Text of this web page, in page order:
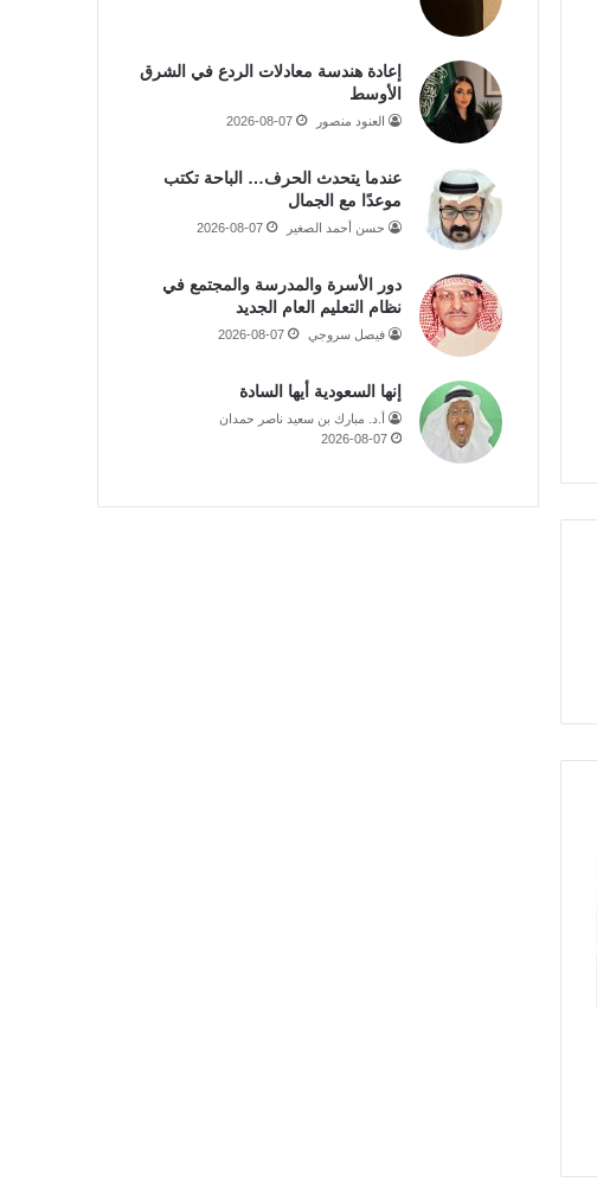
إعادة هندسة معادلات الردع في الشرق
الأوسط
العنود منصور 2026-08-07
عندما يتحدث الحرف… الباحة تكتب
موعدًا مع الجمال
حسن أحمد الصغير 2026-08-07
دور الأسرة والمدرسة والمجتمع في
نظام التعليم العام الجديد
فيصل سروجي 2026-08-07
إنها السعودية أيها السادة
أ.د. مبارك بن سعيد ناصر حمدان
2026-08-07